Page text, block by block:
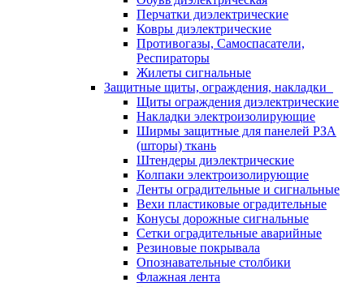
Перчатки диэлектрические
Ковры диэлектрические
Противогазы, Самоспасатели,
Респираторы
Жилеты сигнальные
Защитные щиты, ограждения, накладки
Щиты ограждения диэлектрические
Накладки электроизолирующие
Ширмы защитные для панелей РЗА
(шторы) ткань
Штендеры диэлектрические
Колпаки электроизолирующие
Ленты оградительные и сигнальные
Вехи пластиковые оградительные
Конусы дорожные сигнальные
Сетки оградительные аварийные
Резиновые покрывала
Опознавательные столбики
Флажная лента